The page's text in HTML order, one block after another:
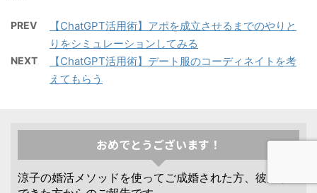
PREV
【ChatGPT活用術】アポを成立させるまでのやりと
りをシミュレーションしてみる
NEXT
【ChatGPT活用術】デート服のコーディネイトを考
えてもらう
おめでとうございます！
涼子の婚活メソッドを使ってご成婚された方、彼氏が